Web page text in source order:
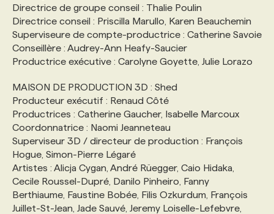
Directrice de groupe conseil : Thalie Poulin
Directrice conseil : Priscilla Marullo, Karen Beauchemin
Superviseure de compte-productrice : Catherine Savoie
Conseillère : Audrey-Ann Heafy-Saucier
Productrice exécutive : Carolyne Goyette, Julie Lorazo
MAISON DE PRODUCTION 3D : Shed
Producteur exécutif : Renaud Côté
Productrices : Catherine Gaucher, Isabelle Marcoux
Coordonnatrice : Naomi Jeanneteau
Superviseur 3D / directeur de production : François
Hogue, Simon-Pierre Légaré
Artistes : Alicja Cygan, André Rüegger, Caio Hidaka,
Cecile Roussel-Dupré, Danilo Pinheiro, Fanny
Berthiaume, Faustine Bobée, Filis Ozkurdum, François
Juillet-St-Jean, Jade Sauvé, Jeremy Loiselle-Lefebvre,